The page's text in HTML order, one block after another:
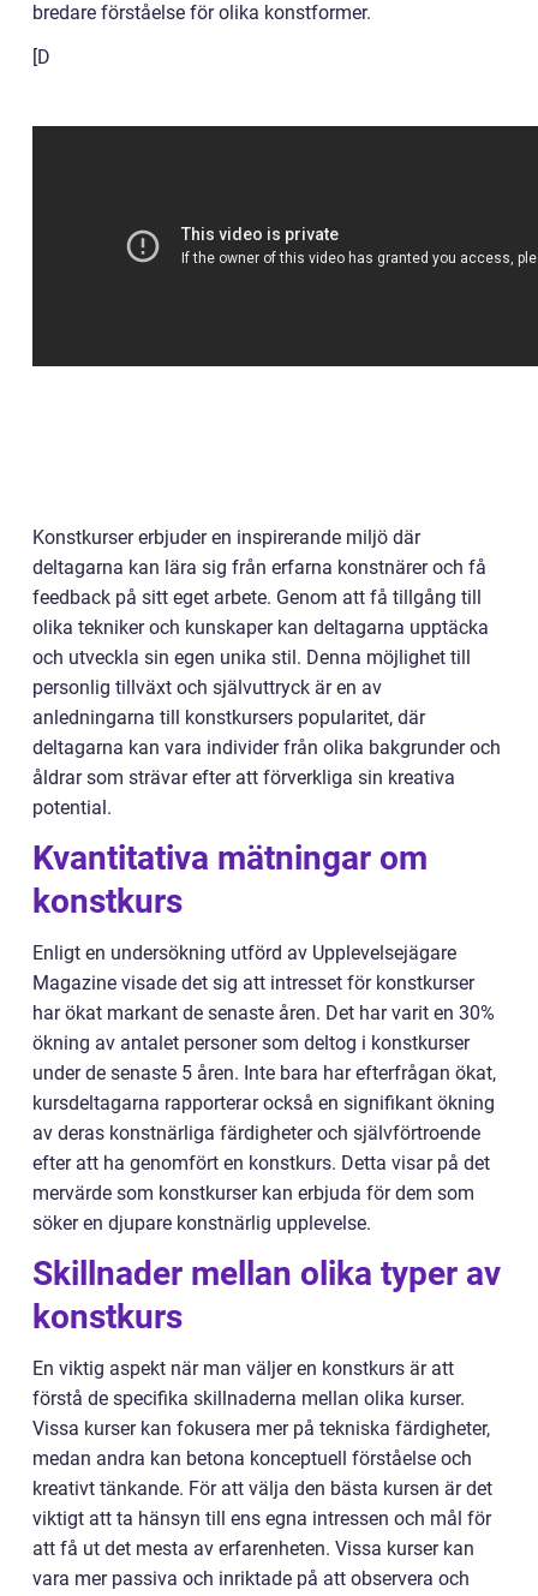
bredare förståelse för olika konstformer.
[D
Konstkurser erbjuder en inspirerande miljö där
deltagarna kan lära sig från erfarna konstnärer och få
feedback på sitt eget arbete. Genom att få tillgång till
olika tekniker och kunskaper kan deltagarna upptäcka
och utveckla sin egen unika stil. Denna möjlighet till
personlig tillväxt och självuttryck är en av
anledningarna till konstkursers popularitet, där
deltagarna kan vara individer från olika bakgrunder och
åldrar som strävar efter att förverkliga sin kreativa
potential.
Kvantitativa mätningar om
konstkurs
Enligt en undersökning utförd av Upplevelsejägare
Magazine visade det sig att intresset för konstkurser
har ökat markant de senaste åren. Det har varit en 30%
ökning av antalet personer som deltog i konstkurser
under de senaste 5 åren. Inte bara har efterfrågan ökat,
kursdeltagarna rapporterar också en signifikant ökning
av deras konstnärliga färdigheter och självförtroende
efter att ha genomfört en konstkurs. Detta visar på det
mervärde som konstkurser kan erbjuda för dem som
söker en djupare konstnärlig upplevelse.
Skillnader mellan olika typer av
konstkurs
En viktig aspekt när man väljer en konstkurs är att
förstå de specifika skillnaderna mellan olika kurser.
Vissa kurser kan fokusera mer på tekniska färdigheter,
medan andra kan betona konceptuell förståelse och
kreativt tänkande. För att välja den bästa kursen är det
viktigt att ta hänsyn till ens egna intressen och mål för
att få ut det mesta av erfarenheten. Vissa kurser kan
vara mer passiva och inriktade på att observera och